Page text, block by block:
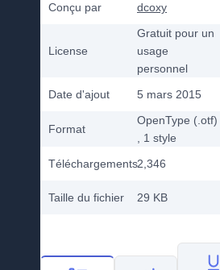
Conçu par dcoxy
License
Gratuit pour un
usage
personnel
Date d'ajout
5 mars 2015
Format
OpenType (.otf)
, 1 style
Téléchargements2,346
Taille du fichier 29 KB